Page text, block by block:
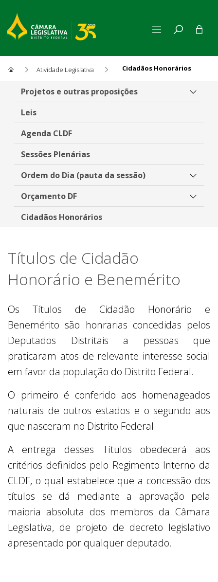
Atividade Legislativa Cidadãos Honorários
Cidadãos Honorários
Projetos e outras proposições
Leis
Agenda CLDF
Sessões Plenárias
Ordem do Dia (pauta da sessão)
Orçamento DF
Cidadãos Honorários
Títulos de Cidadão
Honorário e Benemérito
Os Títulos de Cidadão Honorário e
Benemérito são honrarias concedidas pelos
Deputados Distritais a pessoas que
praticaram atos de relevante interesse social
em favor da população do Distrito Federal.
O primeiro é conferido aos homenageados
naturais de outros estados e o segundo aos
que nasceram no Distrito Federal.
A entrega desses Títulos obedecerá aos
critérios definidos pelo Regimento Interno da
CLDF, o qual estabelece que a concessão dos
títulos se dá mediante a aprovação pela
maioria absoluta dos membros da Câmara
Legislativa, de projeto de decreto legislativo
apresentado por qualquer deputado.